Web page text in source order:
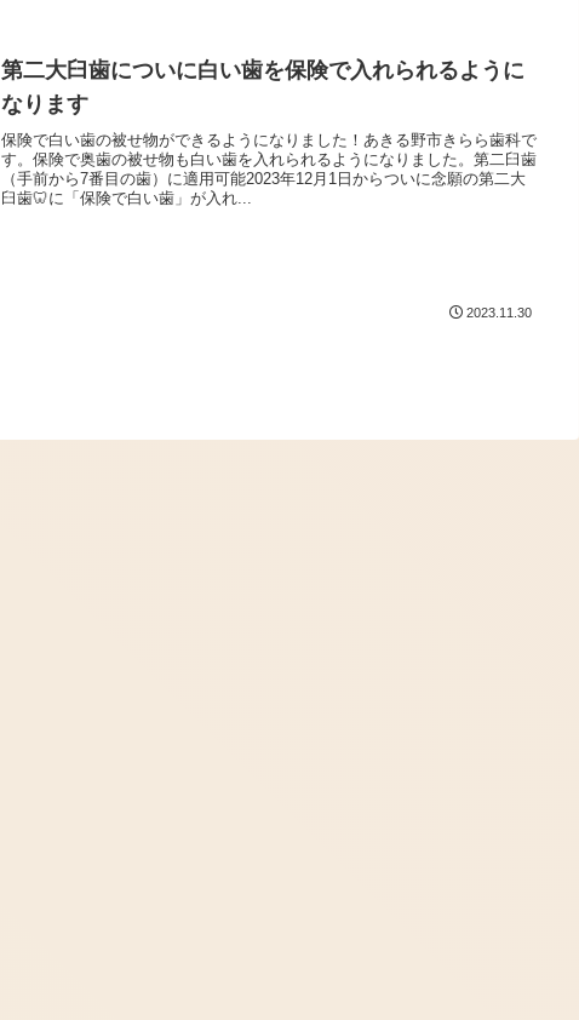
第二大臼歯についに白い歯を保険で入れられるように
なります
保険で白い歯の被せ物ができるようになりました！あきる野市きらら歯科で
す。保険で奥歯の被せ物も白い歯を入れられるようになりました。第二臼歯
（手前から7番目の歯）に適用可能2023年12月1日からついに念願の第二大
臼歯🦷に「保険で白い歯」が入れ...
2023.11.30